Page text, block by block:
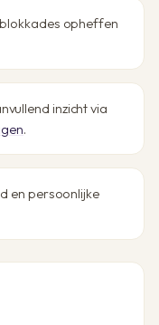
opheffen
inzicht via
.
en persoonlijke